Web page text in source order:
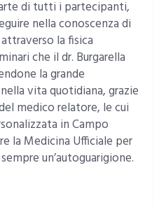
di tutti i partecipanti,
nella conoscenza di
la fisica
che il dr. Burgarella
la grande
vita quotidiana, grazie
medico relatore, le cui
in Campo
la Medicina Ufficiale per
un’autoguarigione.